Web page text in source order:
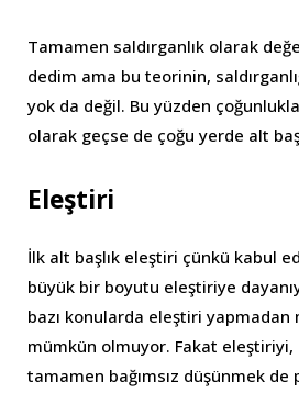
Tamamen saldırganlık olarak
dedim ama bu teorinin,
yok da değil. Bu yüzden
olarak geçse de çoğu yerde alt
Eleştiri
İlk alt başlık eleştiri çünkü kabul
büyük bir boyutu eleştiriye
bazı konularda eleştiri yapmadan
mümkün olmuyor. Fakat
tamamen bağımsız düşünmek de